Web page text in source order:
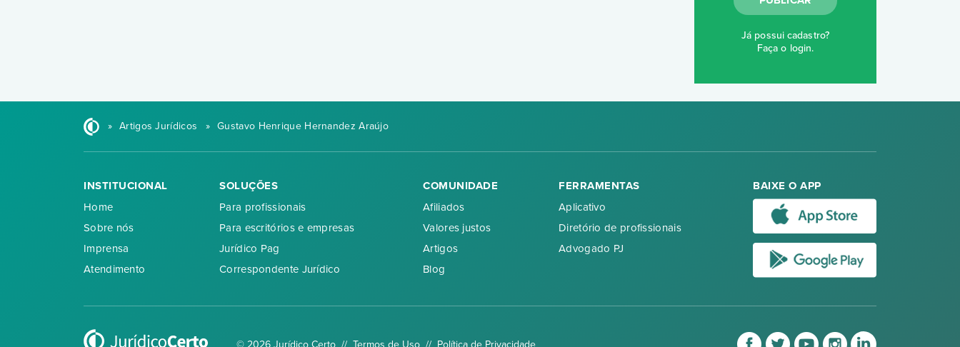
Já possui cadastro?
Faça o login.
» Artigos Jurídicos » Gustavo Henrique Hernandez Araújo
INSTITUCIONAL
Home
Sobre nós
Imprensa
Atendimento
SOLUÇÕES
Para profissionais
Para escritórios e empresas
Jurídico Pag
Correspondente Jurídico
COMUNIDADE
Afiliados
Valores justos
Artigos
Blog
FERRAMENTAS
Aplicativo
Diretório de profissionais
Advogado PJ
BAIXE O APP
© 2026 Jurídico Certo // Termos de Uso// Política de Privacidade